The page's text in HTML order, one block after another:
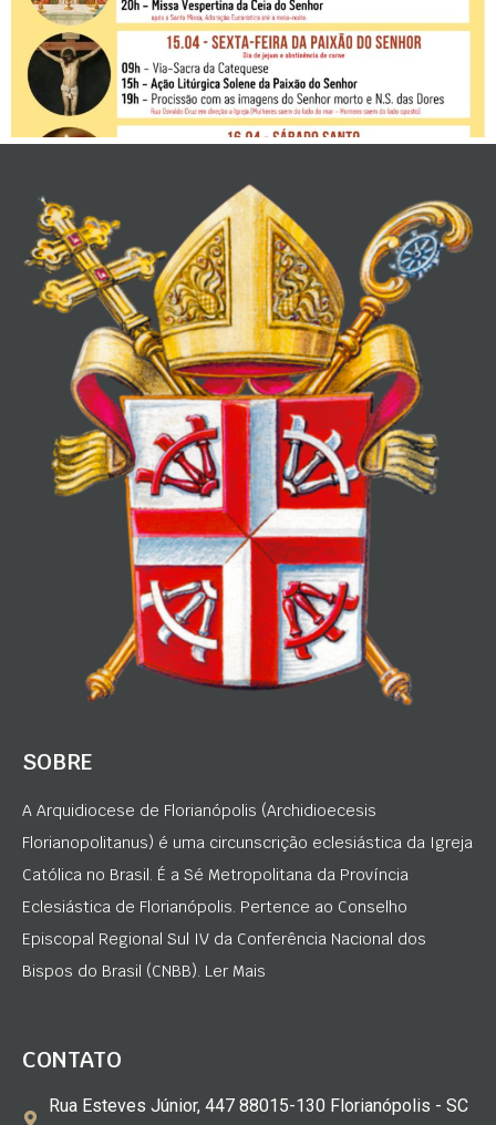
SOBRE
A Arquidiocese de Florianópolis (Archidioecesis
Florianopolitanus) é uma circunscrição eclesiástica da Igreja
Católica no Brasil. É a Sé Metropolitana da Província
Eclesiástica de Florianópolis. Pertence ao Conselho
Episcopal Regional Sul IV da Conferência Nacional dos
Bispos do Brasil (CNBB). Ler Mais
CONTATO
Rua Esteves Júnior, 447 88015-130 Florianópolis - SC